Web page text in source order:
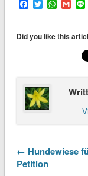
Facebook
Twitter
Did you like this
← Hundewiese
Petition